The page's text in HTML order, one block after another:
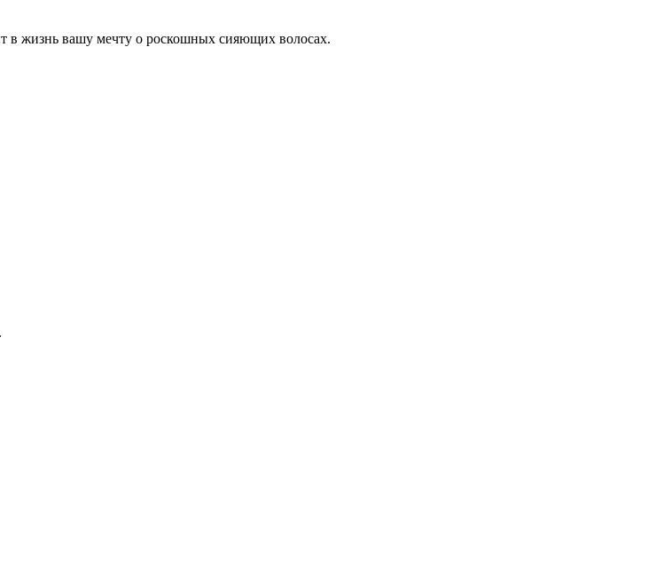
в жизнь вашу мечту о роскошных сияющих волосах.